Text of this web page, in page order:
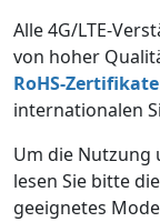
Alle 4G/LTE-
von hoher
RoHS-
internationalen
Um die Nutzung
lesen Sie bitte die
geeignetes